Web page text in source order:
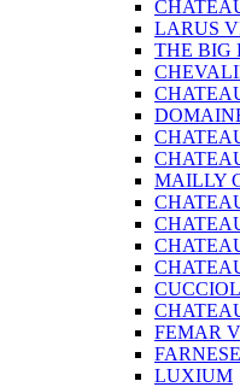
LARUS
THE BIG
MAILLY
FEMAR
LUXIUM